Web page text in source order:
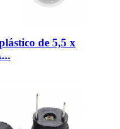
de 5,5 x